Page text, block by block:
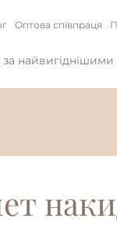
Оптова співпраця
за